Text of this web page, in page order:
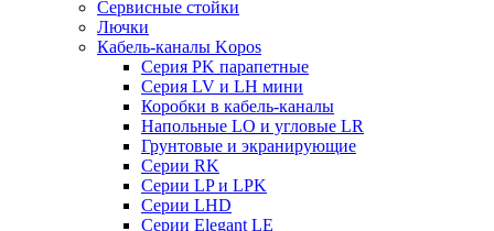
Сервисные стойки
Лючки
Кабель-каналы Kopos
Серия PK парапетные
Серия LV и LH мини
Коробки в кабель-каналы
Напольные LO и угловые LR
Грунтовые и экранирующие
Серии RK
Серии LP и LPK
Серии LHD
Серии Elegant LE